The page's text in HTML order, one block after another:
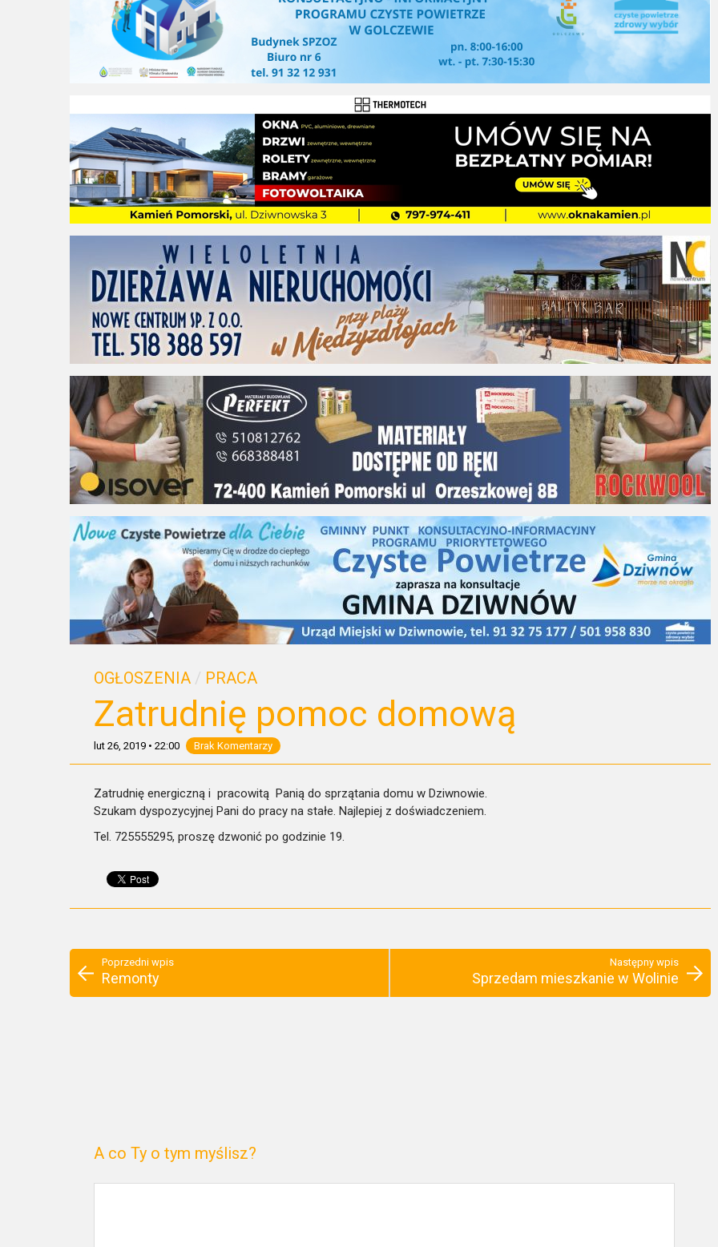
OGŁOSZENIA / PRACA
Zatrudnię pomoc domową
lut 26, 2019 • 22:00 Brak Komentarzy
Zatrudnię energiczną i pracowitą Panią do sprzątania domu w Dziwnowie.
Szukam dyspozycyjnej Pani do pracy na stałe. Najlepiej z doświadczeniem.
Tel. 725555295, proszę dzwonić po godzinie 19.
Poprzedni wpis
Remonty
Następny wpis
Sprzedam mieszkanie w Wolinie
A co Ty o tym myślisz?